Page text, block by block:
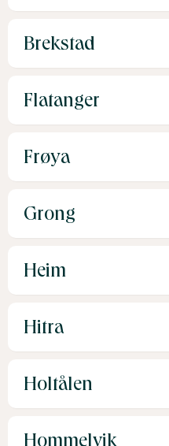
Brekstad
Flatanger
Frøya
Grong
Heim
Hitra
Holtålen
Hommelvik